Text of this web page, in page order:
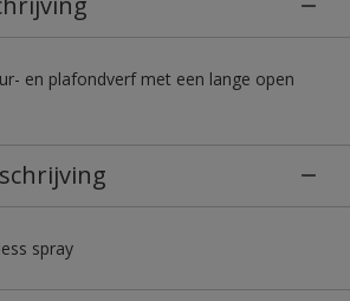
en plafondverf met een lange open
spray